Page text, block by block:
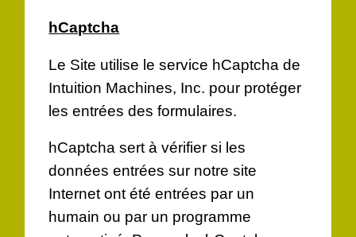
hCaptcha
Le Site utilise le service hCaptcha de
Intuition Machines, Inc. pour protéger
les entrées des formulaires.
hCaptcha sert à vérifier si les
données entrées sur notre site
Internet ont été entrées par un
humain ou par un programme